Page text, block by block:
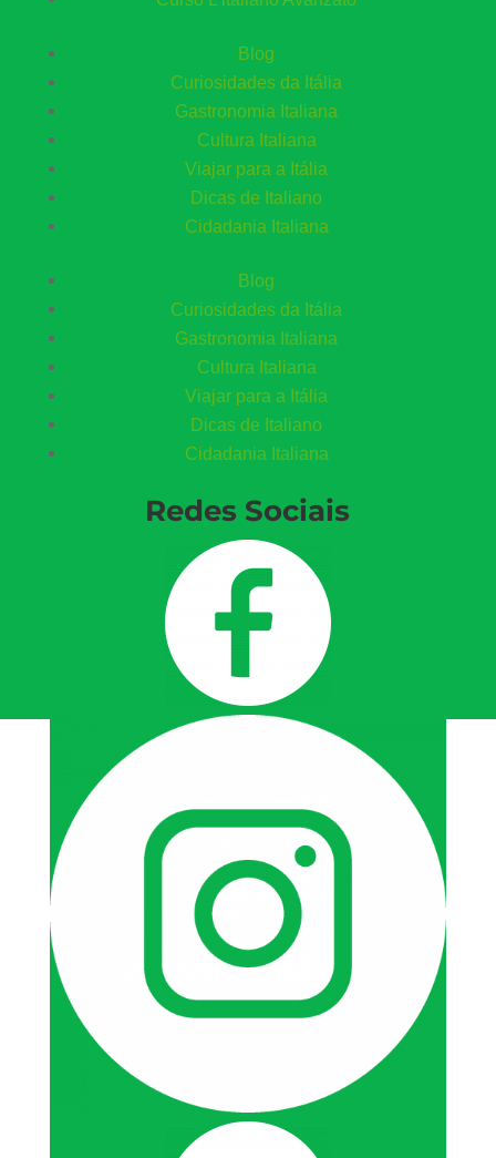
Blog
Curiosidades da Itália
Gastronomia Italiana
Cultura Italiana
Viajar para a Itália
Dicas de Italiano
Cidadania Italiana
Blog
Curiosidades da Itália
Gastronomia Italiana
Cultura Italiana
Viajar para a Itália
Dicas de Italiano
Cidadania Italiana
Redes Sociais